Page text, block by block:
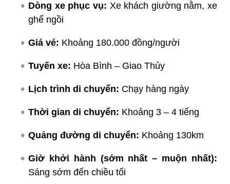
Dòng xe phục vụ: Xe khách giường nằm, xe
ghế ngồi
Giá vé: Khoảng 180.000 đồng/người
Tuyến xe: Hòa Bình – Giao Thủy
Lịch trình di chuyển: Chạy hàng ngày
Thời gian di chuyển: Khoảng 3 – 4 tiếng
Quảng đường di chuyển: Khoảng 130km
Giờ khởi hành (sớm nhất – muộn nhất):
Sáng sớm đến chiều tối